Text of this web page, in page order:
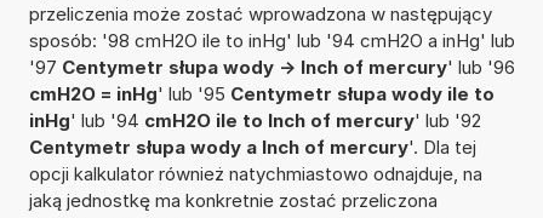
przeliczenia może zostać wprowadzona w następujący
sposób: '98 cmH2O ile to inHg' lub '94 cmH2O a inHg' lub
'97 Centymetr słupa wody -> Inch of mercury' lub '96
cmH2O = inHg' lub '95 Centymetr słupa wody ile to
inHg' lub '94 cmH2O ile to Inch of mercury' lub '92
Centymetr słupa wody a Inch of mercury'. Dla tej
opcji kalkulator również natychmiastowo odnajduje, na
jaką jednostkę ma konkretnie zostać przeliczona